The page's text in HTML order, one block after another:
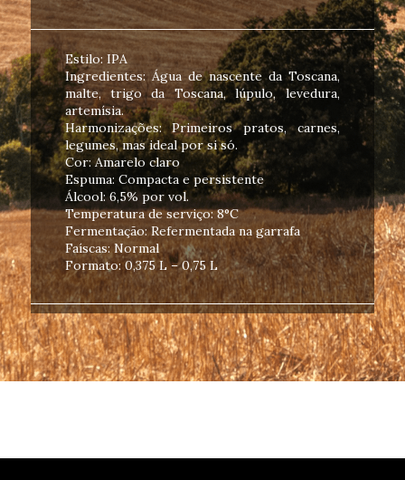
Estilo: IPA
Ingredientes: Água de nascente da Toscana,
malte, trigo da Toscana, lúpulo, levedura,
artemísia.
Harmonizações: Primeiros pratos, carnes,
legumes, mas ideal por si só.
Cor: Amarelo claro
Espuma: Compacta e persistente
Álcool: 6,5% por vol.
Temperatura de serviço: 8°C
Fermentação: Refermentada na garrafa
Faíscas: Normal
Formato: 0,375 L – 0,75 L